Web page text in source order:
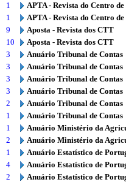
1
APTA - Revista do Centro
1
APTA - Revista do Centro
9
Aposta - Revista dos CTT
10
Aposta - Revista dos CTT
3
Anuário Tribunal de Contas
3
Anuário Tribunal de Contas
3
Anuário Tribunal de Contas
3
Anuário Tribunal de Contas
2
Anuário Tribunal de Contas
1
Anuário Tribunal de Contas
1
Anuário Ministério da
2
Anuário Ministério da
1
Anuário Estatístico de
4
Anuário Estatístico de
2
Anuário Estatístico de